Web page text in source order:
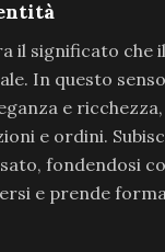
il significato che il
In questo
e
e ordini.
fondendosi
e prende